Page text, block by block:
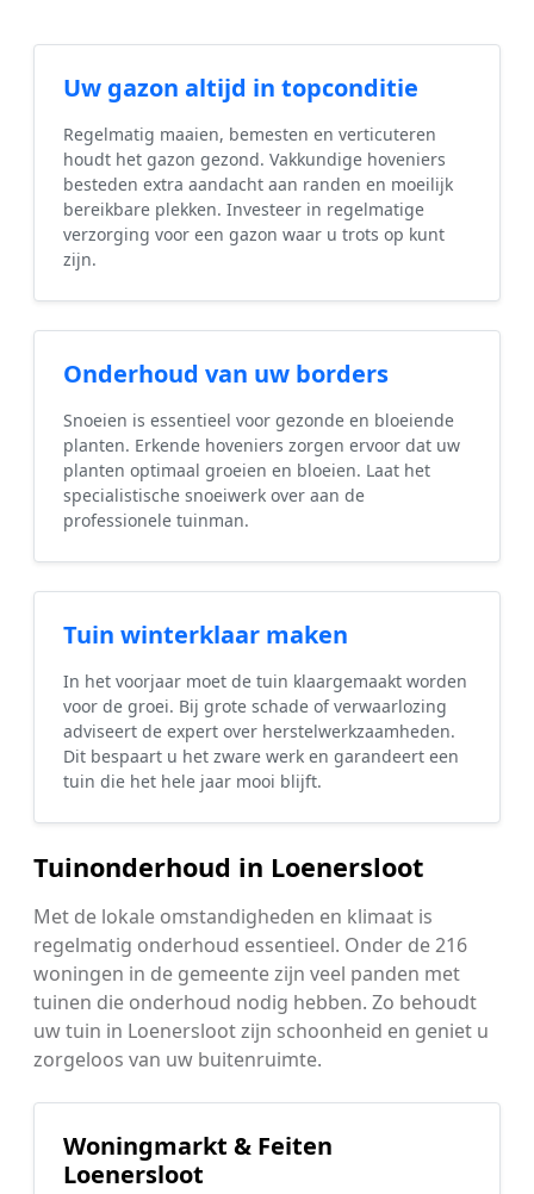
Uw gazon altijd in topconditie
Regelmatig maaien, bemesten en verticuteren
houdt het gazon gezond. Vakkundige hoveniers
besteden extra aandacht aan randen en moeilijk
bereikbare plekken. Investeer in regelmatige
verzorging voor een gazon waar u trots op kunt
zijn.
Onderhoud van uw borders
Snoeien is essentieel voor gezonde en bloeiende
planten. Erkende hoveniers zorgen ervoor dat uw
planten optimaal groeien en bloeien. Laat het
specialistische snoeiwerk over aan de
professionele tuinman.
Tuin winterklaar maken
In het voorjaar moet de tuin klaargemaakt worden
voor de groei. Bij grote schade of verwaarlozing
adviseert de expert over herstelwerkzaamheden.
Dit bespaart u het zware werk en garandeert een
tuin die het hele jaar mooi blijft.
Tuinonderhoud in Loenersloot
Met de lokale omstandigheden en klimaat is
regelmatig onderhoud essentieel. Onder de 216
woningen in de gemeente zijn veel panden met
tuinen die onderhoud nodig hebben. Zo behoudt
uw tuin in Loenersloot zijn schoonheid en geniet u
zorgeloos van uw buitenruimte.
Woningmarkt & Feiten
Loenersloot